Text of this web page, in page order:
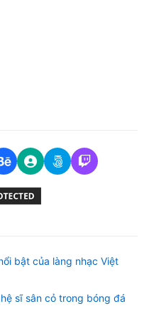
bật của làng nhạc Việt
sĩ sân cỏ trong bóng đá